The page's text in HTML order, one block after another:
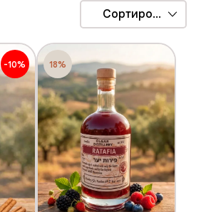
Сортировка
-10% 18%